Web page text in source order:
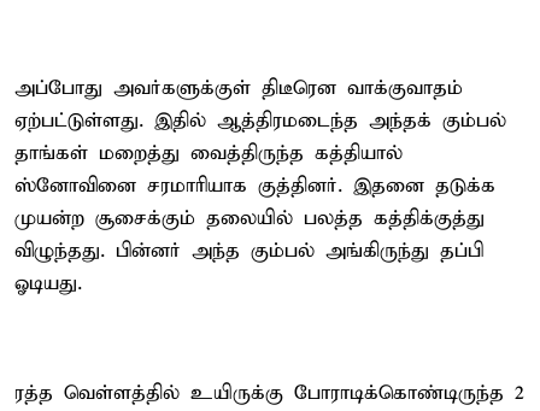
அப்போது அவர்களுக்குள் திடீரென வாக்குவாதம்
ஏற்பட்டுள்ளது. இதில் ஆத்திரமடைந்த அந்தக் கும்பல்
தாங்கள் மறைத்து வைத்திருந்த கத்தியால்
ஸ்னோவினை சரமாரியாக குத்தினர். இதனை தடுக்க
முயன்ற சூசைக்கும் தலையில் பலத்த கத்திக்குத்து
விழுந்தது. பின்னர் அந்த கும்பல் அங்கிருந்து தப்பி
ஓடியது.
ரத்த வெள்ளத்தில் உயிருக்கு போராடிக்கொண்டிருந்த 2